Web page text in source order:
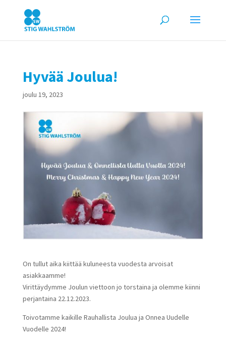
Hyvää Joulua!
joulu 19, 2023
On tullut aika kiittää kuluneesta vuodesta arvoisat
asiakkaamme!
Virittäydymme Joulun viettoon jo torstaina ja olemme kiinni
perjantaina 22.12.2023.
Toivotamme kaikille Rauhallista Joulua ja Onnea Uudelle
Vuodelle 2024!